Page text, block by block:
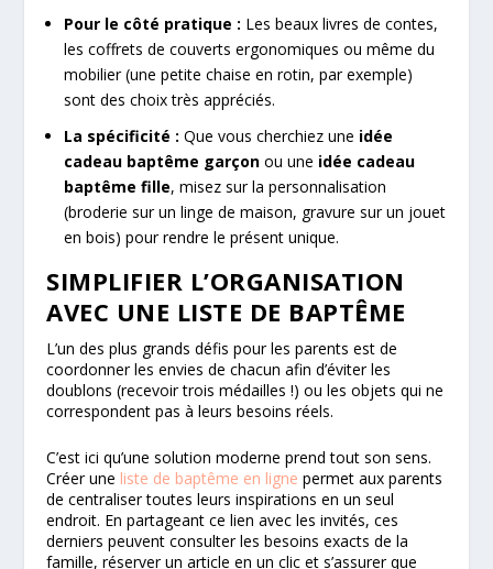
Pour le côté pratique : Les beaux livres de contes,
les coffrets de couverts ergonomiques ou même du
mobilier (une petite chaise en rotin, par exemple)
sont des choix très appréciés.
La spécificité : Que vous cherchiez une idée
cadeau baptême garçon ou une idée cadeau
baptême fille, misez sur la personnalisation
(broderie sur un linge de maison, gravure sur un jouet
en bois) pour rendre le présent unique.
SIMPLIFIER L’ORGANISATION
AVEC UNE LISTE DE BAPTÊME
L’un des plus grands défis pour les parents est de
coordonner les envies de chacun afin d’éviter les
doublons (recevoir trois médailles !) ou les objets qui ne
correspondent pas à leurs besoins réels.
C’est ici qu’une solution moderne prend tout son sens.
Créer une liste de baptême en ligne permet aux parents
de centraliser toutes leurs inspirations en un seul
endroit. En partageant ce lien avec les invités, ces
derniers peuvent consulter les besoins exacts de la
famille, réserver un article en un clic et s’assurer que